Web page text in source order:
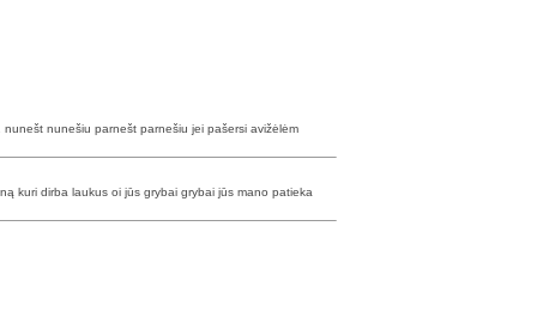
nunešiu parnešt parnešiu jei pašersi avižėlėm
kuri dirba laukus oi jūs grybai grybai jūs mano patieka